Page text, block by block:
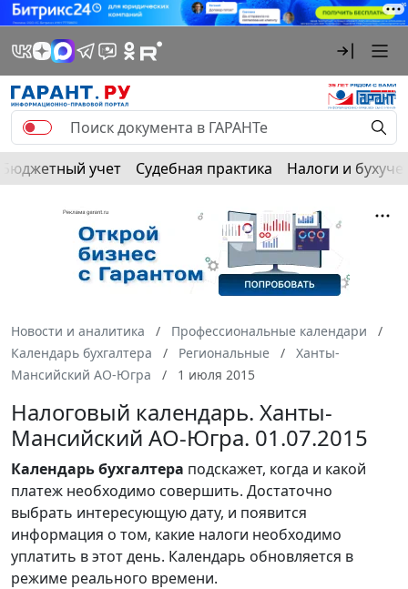
Бюджетный учет Судебная практика Налоги и
Новости и аналитика
Профессиональные календари
Календарь бухгалтера
Региональные
Ханты-
Мансийский АО-Югра
1 июля 2015
Налоговый календарь. Ханты-
Мансийский АО-Югра. 01.07.2015
Календарьбухгалтера подскажет, когда и какой
платеж необходимо совершить. Достаточно
выбрать интересующую дату, и появится
информация о том, какие налоги необходимо
уплатить в этот день. Календарь обновляется в
режиме реального времени.